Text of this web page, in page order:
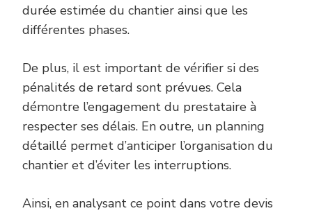
durée estimée du chantier ainsi que les
différentes phases.
De plus, il est important de vérifier si des
pénalités de retard sont prévues. Cela
démontre l’engagement du prestataire à
respecter ses délais. En outre, un planning
détaillé permet d’anticiper l’organisation du
chantier et d’éviter les interruptions.
Ainsi, en analysant ce point dans votre devis